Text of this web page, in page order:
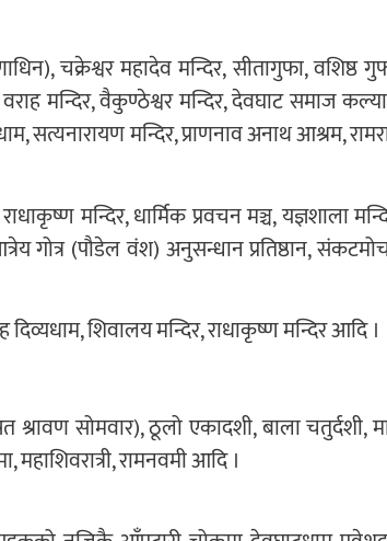
चक्रेश्वर महादेव मन्दिर, सीतागुफा, वशिष्ठ
मन्दिर, वैकुण्ठेश्वर मन्दिर, देवघाट समाज
सत्यनारायण मन्दिर, प्राणनाव अनाथ आश्रम,
मन्दिर, धार्मिक प्रवचन मञ्च, यज्ञशाला
गोत्र (पौडेल वंश) अनुसन्धान प्रतिष्ठान,
शिवालय मन्दिर, राधाकृष्ण मन्दिर आदि ।
श्रावण सोमवार), ठूलो एकादशी, बाला चतुर्दशी,
महाशिवरात्री, रामनवमी आदि ।